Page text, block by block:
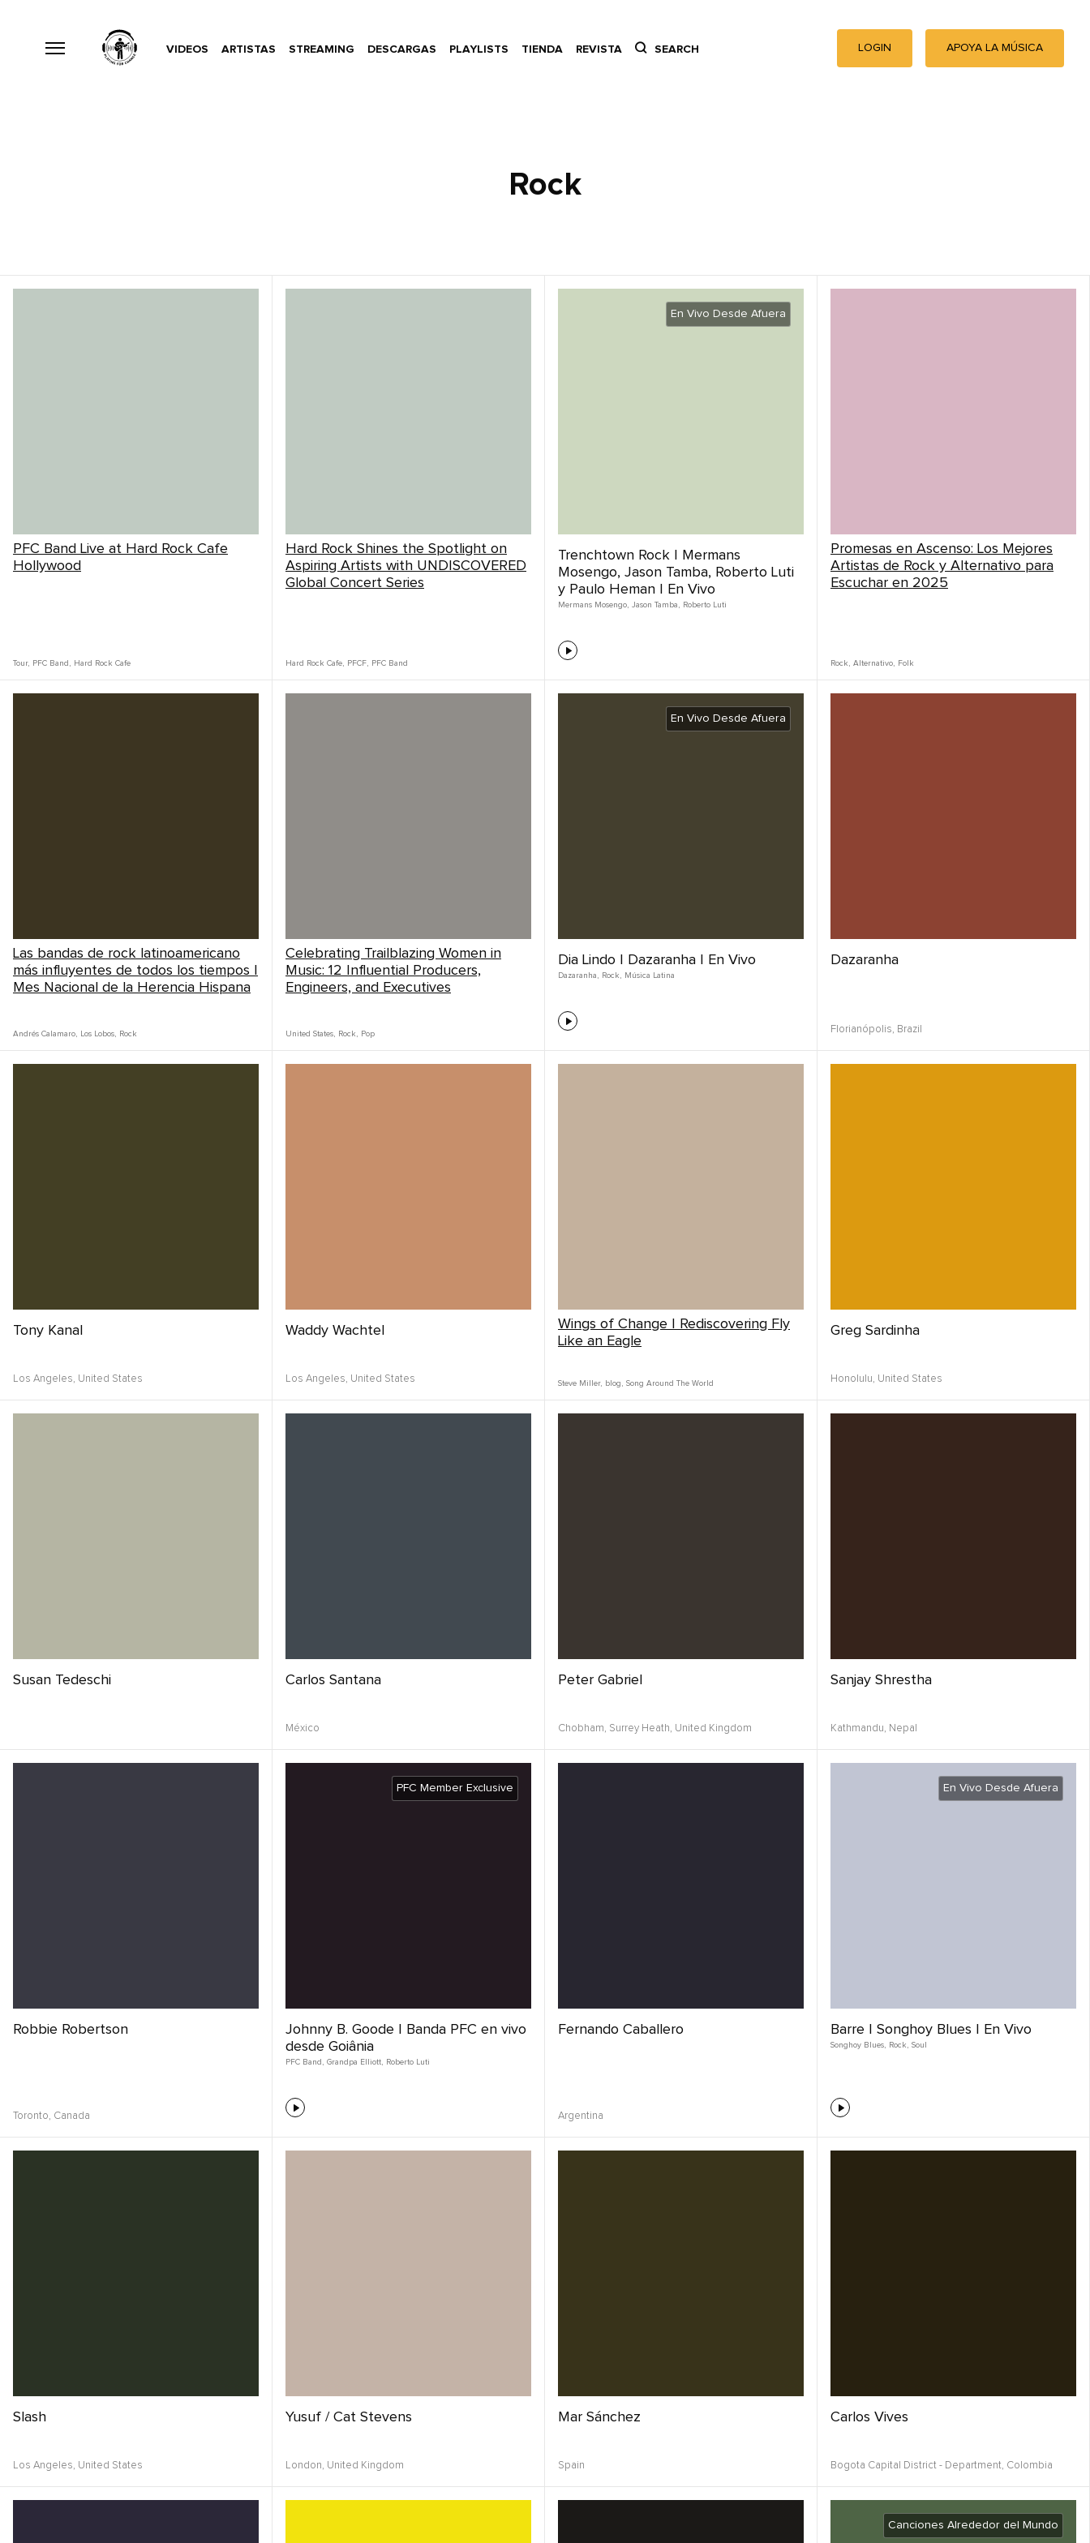
VIDEOS ARTISTAS STREAMING DESCARGAS PLAYLISTS TIENDA REVISTA SEARCH LOGIN APOYA LA MÚSICA
Rock
PFC Band Live at Hard Rock Cafe
Hollywood
Tour, PFC Band , Hard Rock Cafe
Hard Rock Shines the Spotlight on
Aspiring Artists with UNDISCOVERED
Global Concert Series
Hard Rock Cafe, PFCF, PFC Band
En Vivo Desde Afuera
Trenchtown Rock | Mermans
Mosengo, Jason Tamba, Roberto Luti
y Paulo Heman | En Vivo
Mermans Mosengo, Jason Tamba , Roberto Luti
Promesas en Ascenso: Los Mejores
Artistas de Rock y Alternativo para
Escuchar en 2025
Rock , Alternativo, Folk
Las bandas de rock latinoamericano
más influyentes de todos los tiempos |
Mes Nacional de la Herencia Hispana
Andrés Calamaro, Los Lobos, Rock
Celebrating Trailblazing Women in
Music: 12 Influential Producers,
Engineers, and Executives
United States, Rock , Pop
En Vivo Desde Afuera
Dia Lindo | Dazaranha | En Vivo
Dazaranha , Rock , Música Latina
Dazaranha
Florianópolis, Brazil
Tony Kanal
Los Angeles, United States
Waddy Wachtel
Los Angeles, United States
Wings of Change | Rediscovering Fly
Like an Eagle
Steve Miller, blog , Song Around The World
Greg Sardinha
Honolulu, United States
Susan Tedeschi Carlos Santana
México
Peter Gabriel
Chobham, Surrey Heath, United Kingdom
Sanjay Shrestha
Kathmandu, Nepal
Robbie Robertson
Toronto, Canada
PFC Member Exclusive
Johnny B. Goode | Banda PFC en vivo
desde Goiânia
PFC Band , Grandpa Elliott, Roberto Luti
Fernando Caballero
Argentina
En Vivo Desde Afuera
Barre | Songhoy Blues | En Vivo
Songhoy Blues, Rock , Soul
Slash
Los Angeles, United States
Yusuf / Cat Stevens
London, United Kingdom
Mar Sánchez
Spain
Carlos Vives
Bogota Capital District - Department, Colombia
Canciones Alrededor del Mundo